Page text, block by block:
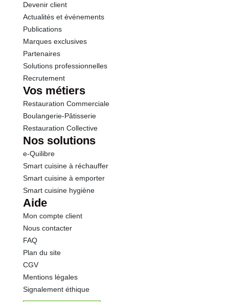
Devenir client
Actualités et événements
Publications
Marques exclusives
Partenaires
Solutions professionnelles
Recrutement
Vos métiers
Restauration Commerciale
Boulangerie-Pâtisserie
Restauration Collective
Nos solutions
e-Quilibre
Smart cuisine à réchauffer
Smart cuisine à emporter
Smart cuisine hygiène
Aide
Mon compte client
Nous contacter
FAQ
Plan du site
CGV
Mentions légales
Signalement éthique